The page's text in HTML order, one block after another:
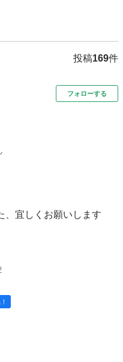
投稿169件
フォローする
、宜しくお願いします